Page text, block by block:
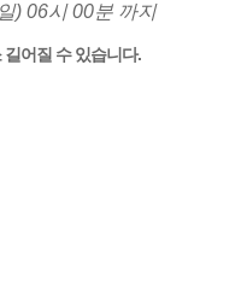
) 06시 00분 까지
어질 수 있습니다.